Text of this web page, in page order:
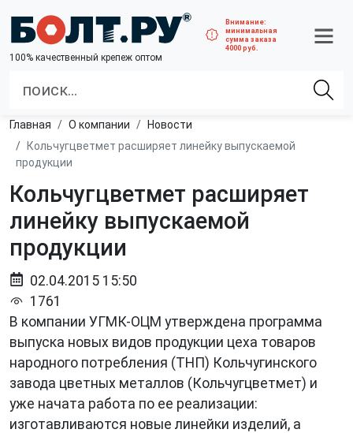
100% качественный крепеж оптом
Внимание:
минимальная
сумма заказа
4000 руб.
Главная О компании
Новости
Кольчугцветмет расширяет линейку выпускаемой
продукции
Кольчугцветмет расширяет
линейку выпускаемой
продукции
02.04.2015 15:50
1761
В компании УГМК-ОЦМ утверждена программа
выпуска новых видов продукции цеха товаров
народного потребления (ТНП) Кольчугинского
завода цветных металлов (Кольчугцветмет) и
уже начата работа по ее реализации:
изготавливаются новые линейки изделий, а